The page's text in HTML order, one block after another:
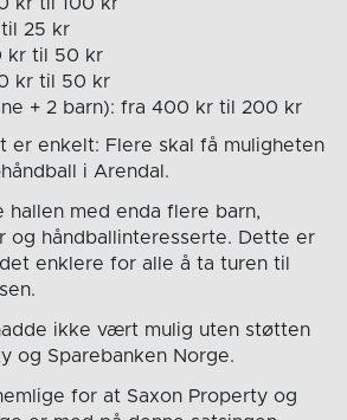
kr til 100 kr
25 kr
kr til 50 kr
kr til 50 kr
+ 2 barn): fra 400 kr til 200 kr
er enkelt: Flere skal få muligheten
i Arendal.
hallen med enda flere barn,
og håndballinteresserte. Dette er
enklere for alle å ta turen til
ikke vært mulig uten støtten
og Sparebanken Norge.
for at Saxon Property og